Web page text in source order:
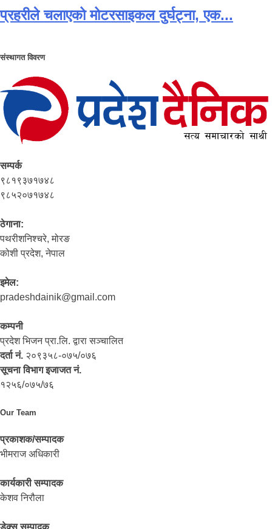
प्रहरीले चलाएको मोटरसाइकल दुर्घट्ना, एक...
संस्थागत विवरण
सम्पर्क
९८१९३७१७४८
९८५२०७१७४८
ठेगाना:
पथरीशनिश्‍चरे, मोरङ
कोशी प्रदेश, नेपाल
इमेल:
pradeshdainik@gmail.com
कम्पनी
प्रदेश भिजन प्रा.लि. द्वारा सञ्‍चालित
दर्ता नं. २०९३५८-०७५/०७६
सूचना विभाग इजाजत नं.
१२५६/०७५/७६
Our Team
प्रकाशक/सम्पादक
भीमराज अधिकारी
कार्यकारी सम्पादक
केशव निरौला
डेक्स सम्पादक